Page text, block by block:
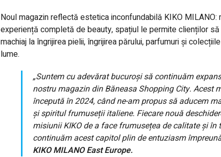
Noul magazin reflectă estetica inconfundabilă KIKO
experiență completă de beauty, spațiul le permite clienților
machiaj la îngrijirea pielii, îngrijirea părului, parfumuri și
lume.
„Suntem cu adevărat bucuroși să continuăm
nostru magazin din Băneasa Shopping City.
începută în 2024, când ne-am propus să aducem
și spiritul frumuseții italiene. Fiecare nouă
misiunii KIKO de a face frumusețea de calitate și
continuăm acest capitol plin de entuziasm
KIKO MILANO East Europe.